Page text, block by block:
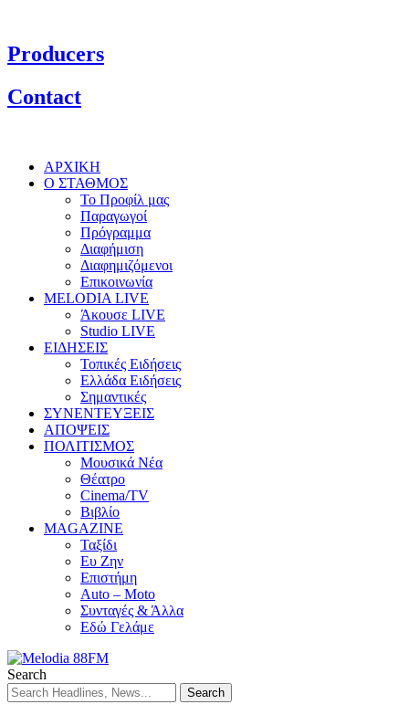
Producers
Contact
ΑΡΧΙΚΗ
Ο ΣΤΑΘΜΟΣ
Το Προφίλ μας
Παραγωγοί
Πρόγραμμα
Διαφήμιση
Διαφημιζόμενοι
Επικοινωνία
MELODIA LIVE
Άκουσε LIVE
Studio LIVE
ΕΙΔΗΣΕΙΣ
Τοπικές Ειδήσεις
Ελλάδα Ειδήσεις
Σημαντικές
ΣΥΝΕΝΤΕΥΞΕΙΣ
ΑΠΟΨΕΙΣ
ΠΟΛΙΤΙΣΜΟΣ
Μουσικά Νέα
Θέατρο
Cinema/TV
Βιβλίο
MAGAZINE
Ταξίδι
Ευ Ζην
Επιστήμη
Auto – Moto
Συνταγές & Άλλα
Εδώ Γελάμε
Search